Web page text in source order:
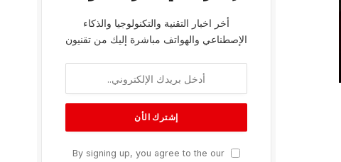
أخر اخبار التقنية والتكنولوجيا والذكاء
الإصطناعي والهواتف مباشرة إليك من تقنيون
By signing up, you agree to the our